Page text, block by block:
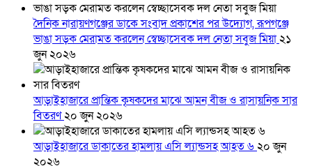
দৈনিক নারায়ণগঞ্জের ডাকে সংবাদ প্রকাশের পর উদ্যোগ, রূপগঞ্জে
ভাঙা সড়ক মেরামত করলেন স্বেচ্ছাসেবক দল নেতা সবুজ মিয়া২১
জুন ২০২৬
আড়াইহাজারে প্রান্তিক কৃষকদের মাঝে আমন বীজ ও রাসায়নিক সার
বিতরণ২০ জুন ২০২৬
আড়াইহাজারে ডাকাতের হামলায় এসি ল্যান্ডসহ আহত ৬২০ জুন
২০২৬